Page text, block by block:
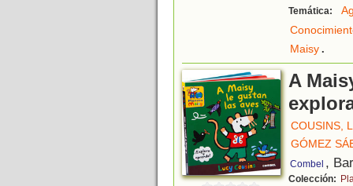
Temática:
Maisy.
A
COUSINS,
GÓMEZ
Combel ,
Colección: